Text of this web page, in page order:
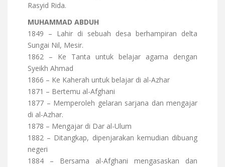
Rasyid Rida.
MUHAMMAD ABDUH
1849 – Lahir di sebuah desa berhampiran delta
Sungai Nil, Mesir.
1862 – Ke Tanta untuk belajar agama dengan
Syeikh Ahmad
1866 – Ke Kaherah untuk belajar di al-Azhar
1871 – Bertemu al-Afghani
1877 – Memperoleh gelaran sarjana dan mengajar
di al-Azhar.
1878 – Mengajar di Dar al-Ulum
1882 – Ditangkap, dipenjarakan kemudian dibuang
negeri
1884 – Bersama al-Afghani mengasaskan dan